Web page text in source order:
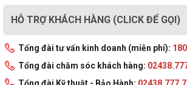
HỖ TRỢ KHÁCH HÀNG (CLICK ĐỂ GỌI)
Tổng đài tư vấn kinh doanh (miễn phí):
Tổng đài chăm sóc khách hàng: